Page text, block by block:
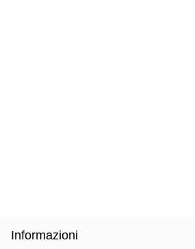
Informazioni